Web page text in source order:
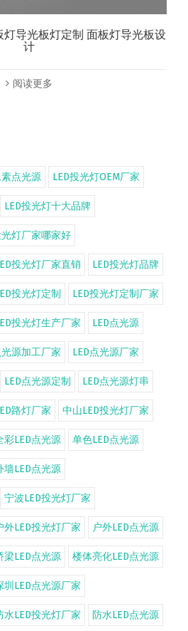
灯导光板灯定制 面板灯导光板设
计
阅读更多
素点光源 LED投光灯OEM厂家
LED投光灯十大品牌
光灯厂家哪家好
投光灯厂家直销 LED投光灯品牌
投光灯定制 LED投光灯定制厂家
投光灯生产厂家 LED点光源
光源加工厂家 LED点光源厂家
LED点光源定制 LED点光源灯串
路灯厂家 中山LED投光灯厂家
彩LED点光源 单色LED点光源
墙LED点光源
宁波LED投光灯厂家
外LED投光灯厂家 户外LED点光源
梁LED点光源 楼体亮化LED点光源
圳LED点光源厂家
水LED投光灯厂家 防水LED点光源